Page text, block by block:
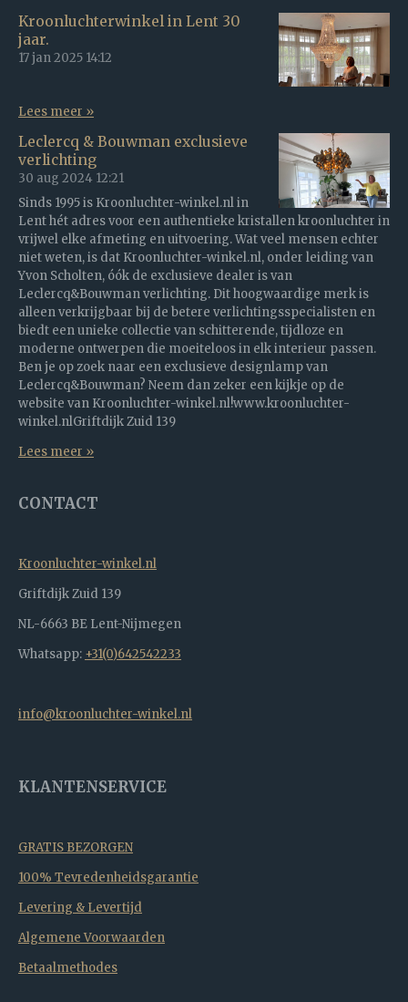
Kroonluchterwinkel in Lent 30
jaar.
17 jan 2025 14:12
Lees meer »
Leclercq & Bouwman exclusieve
verlichting
30 aug 2024 12:21
Sinds 1995 is Kroonluchter-winkel.nl in
Lent hét adres voor een authentieke kristallen kroonluchter in
vrijwel elke afmeting en uitvoering. Wat veel mensen echter
niet weten, is dat Kroonluchter-winkel.nl, onder leiding van
Yvon Scholten, óók de exclusieve dealer is van
Leclercq&Bouwman verlichting. Dit hoogwaardige merk is
alleen verkrijgbaar bij de betere verlichtingsspecialisten en
biedt een unieke collectie van schitterende, tijdloze en
moderne ontwerpen die moeiteloos in elk interieur passen.
Ben je op zoek naar een exclusieve designlamp van
Leclercq&Bouwman? Neem dan zeker een kijkje op de
website van Kroonluchter-winkel.nl!www.kroonluchter-
winkel.nlGriftdijk Zuid 139
Lees meer »
CONTACT
Kroonluchter-winkel.nl
Griftdijk Zuid 139
NL-6663 BE Lent-Nijmegen
Whatsapp: +31(0)642542233
info@kroonluchter-winkel.nl
KLANTENSERVICE
GRATIS BEZORGEN
100% Tevredenheidsgarantie
Levering & Levertijd
Algemene Voorwaarden
Betaalmethodes